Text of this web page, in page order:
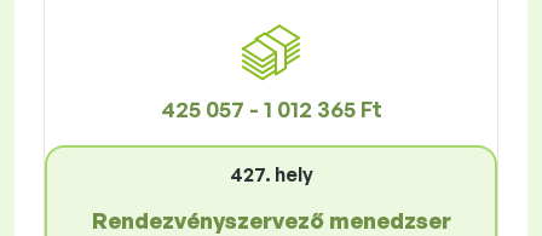
425 057 - 1 012 365 Ft
427. hely
Rendezvényszervező menedzser